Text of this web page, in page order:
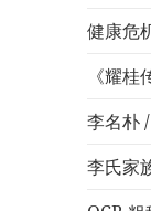
健康危
《耀
李名朴
李氏家